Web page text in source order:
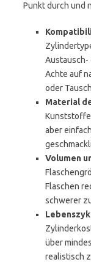
Punkt durch und
Austausch-
Achte auf
oder
Material
Kunststoffe
aber
Volumen
Flaschen
schwerer
über
realistisch